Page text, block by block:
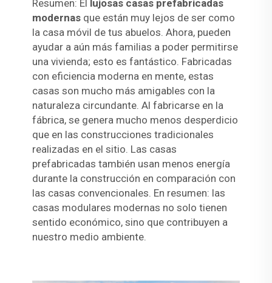
Resumen: El
lujosas casas prefabricadas
modernas que están muy lejos de ser como
la casa móvil de tus abuelos. Ahora, pueden
ayudar a aún más familias a poder permitirse
una vivienda; esto es fantástico. Fabricadas
con eficiencia moderna en mente, estas
casas son mucho más amigables con la
naturaleza circundante. Al fabricarse en la
fábrica, se genera mucho menos desperdicio
que en las construcciones tradicionales
realizadas en el sitio. Las casas
prefabricadas también usan menos energía
durante la construcción en comparación con
las casas convencionales. En resumen: las
casas modulares modernas no solo tienen
sentido económico, sino que contribuyen a
nuestro medio ambiente.